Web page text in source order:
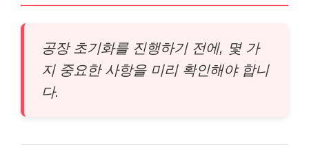
공장 초기화를 진행하기 전에, 몇 가
지 중요한 사항을 미리 확인해야 합니
다.